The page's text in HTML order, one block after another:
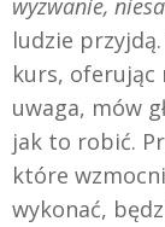
wyzwanie,
ludzie
kurs, oferując
uwaga, mów
jak to robić.
które
wykonać,